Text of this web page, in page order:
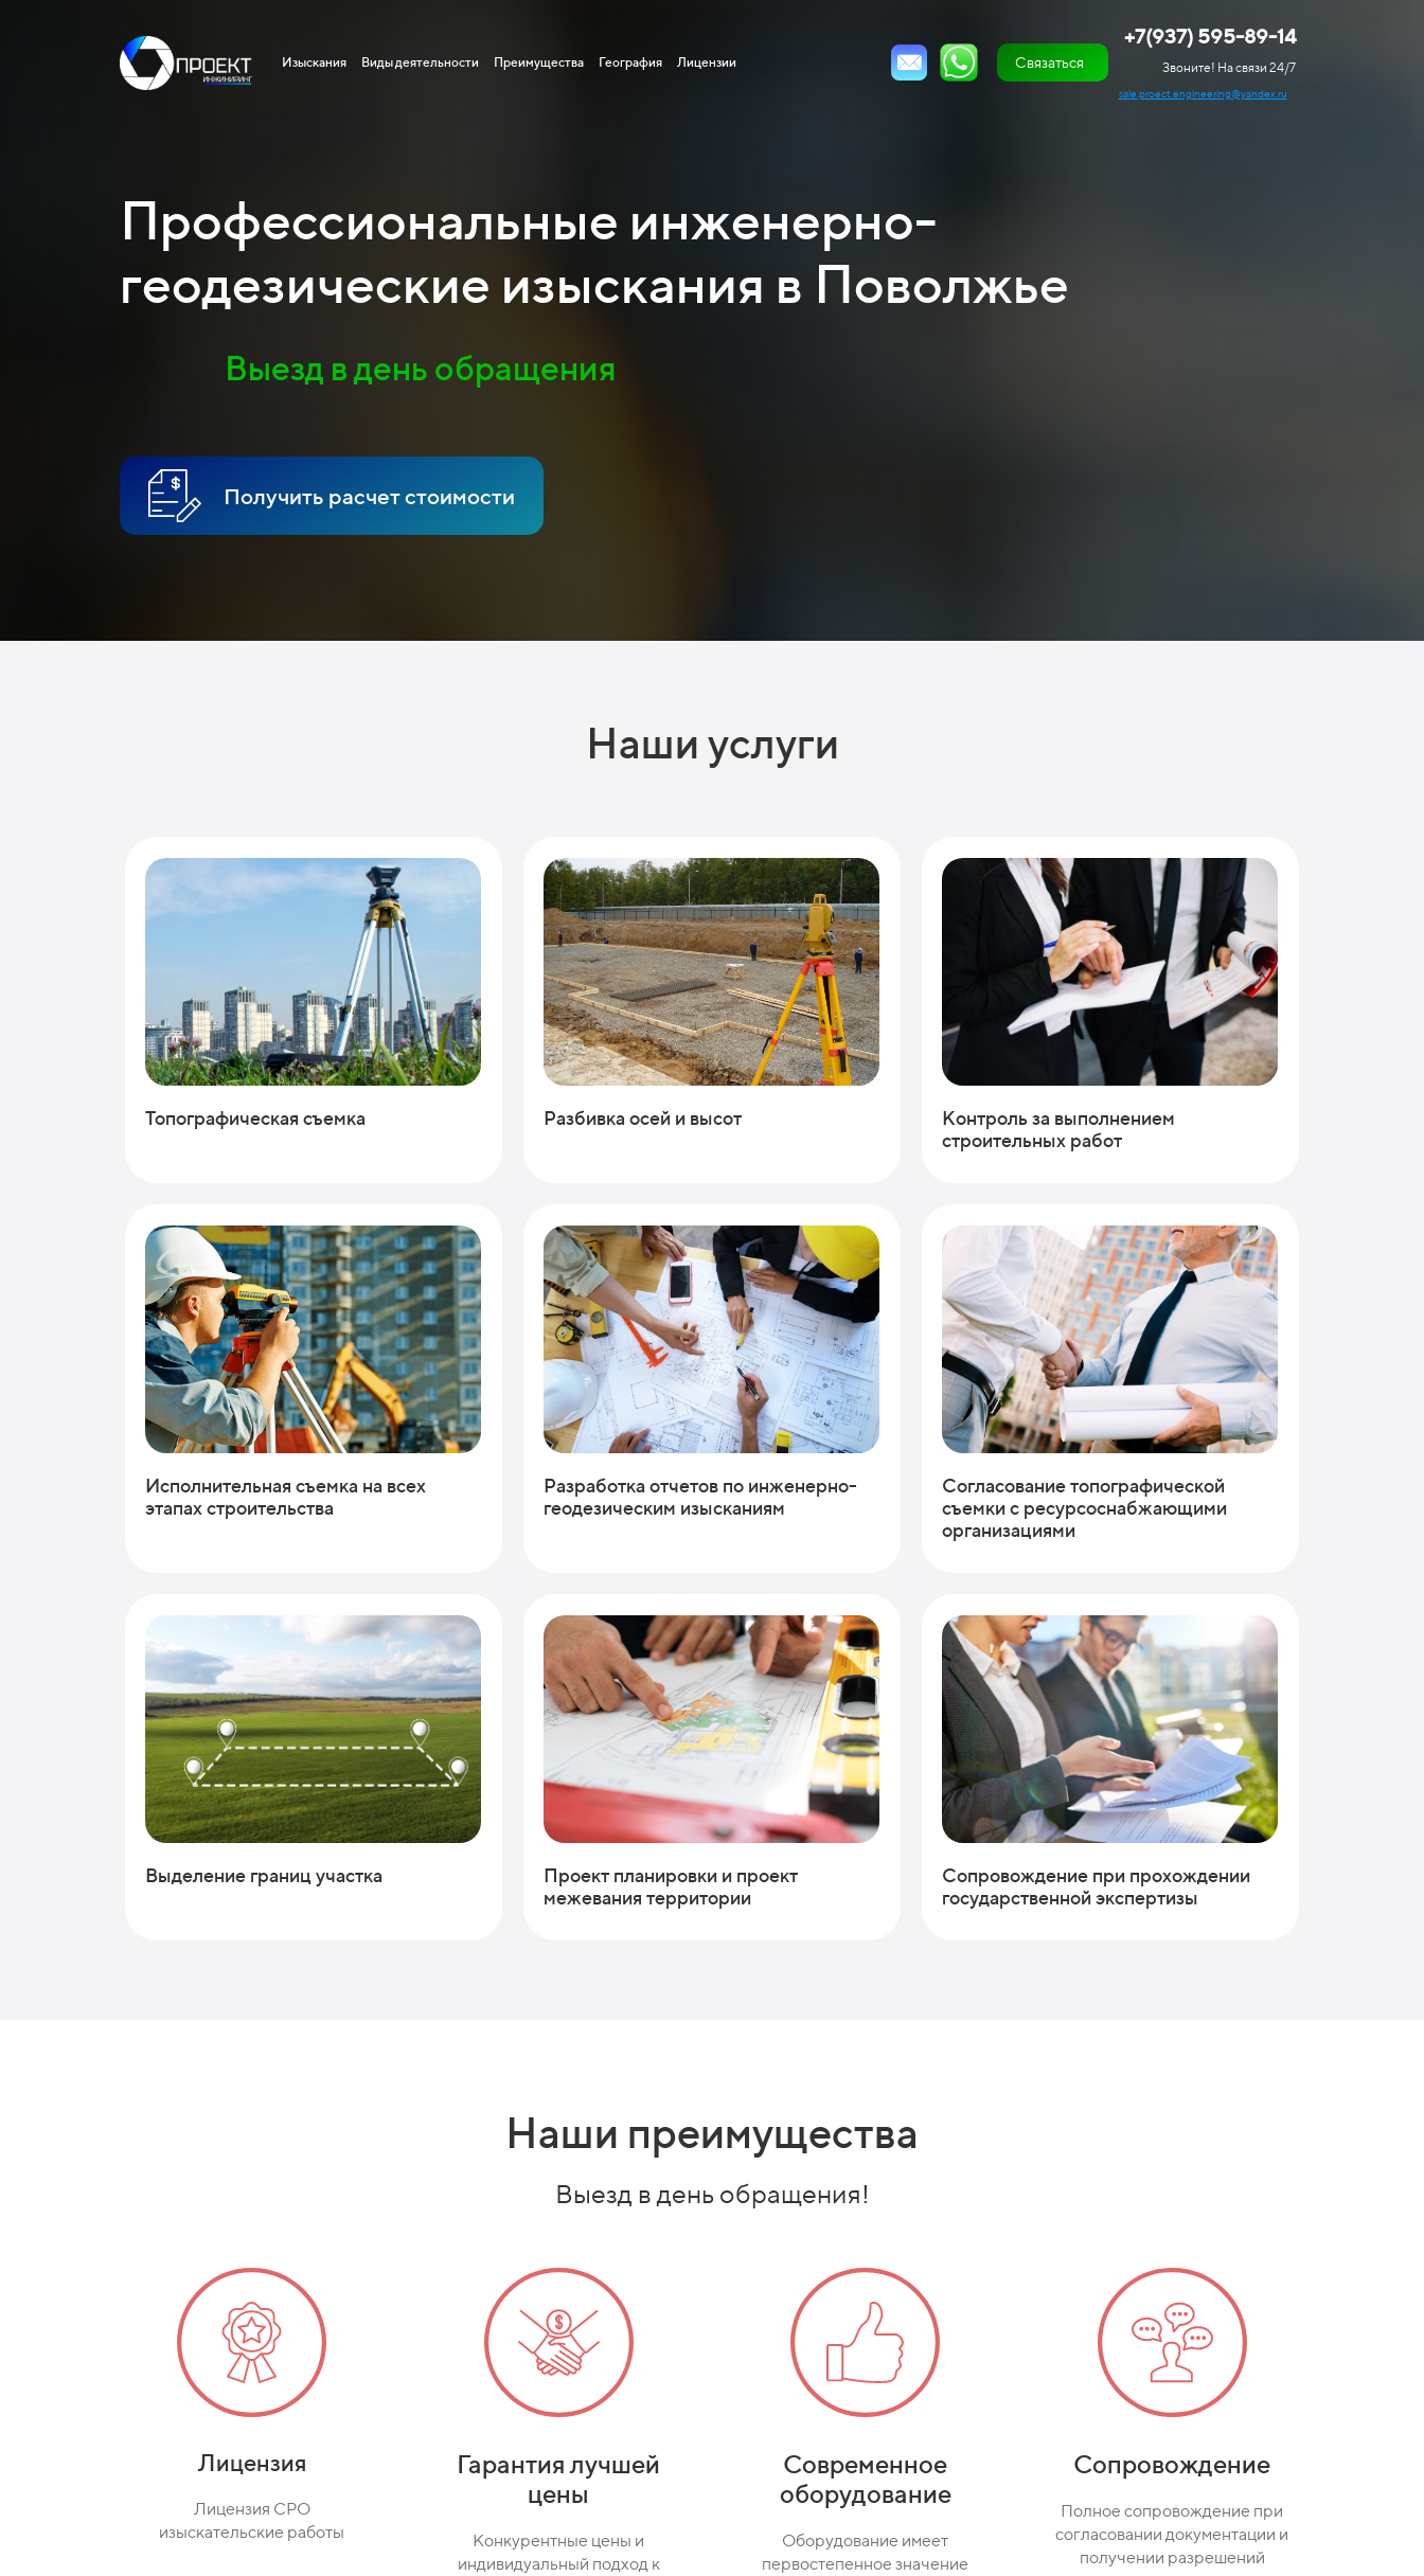
Изыскания Виды деятельности Преимущества География Лицензии Связаться
+7(937) 595-89-14
Звоните! На связи 24/7
sale.proect.engineering@yandex.ru
Профессиональные инженерно-
геодезические изыскания в Поволжье
Выезд в день обращения
Получить расчет стоимости
Наши услуги
Топографическая съемка Разбивка осей и высот
Контроль за выполнением
строительных работ
Исполнительная съемка на всех
этапах строительства
Разработка отчетов по инженерно-
геодезическим изысканиям
Согласование топографической
съемки с ресурсоснабжающими
организациями
Выделение границ участка
Проект планировки и проект
межевания территории
Сопровождение при прохождении
государственной экспертизы
Наши преимущества
Выезд в день обращения!
Лицензия
Лицензия СPO
изыскaтeльcкиe работы
Гарантия лучшей
цены
Конкурентные цены и
индивидуальный подход к
Современное
оборудование
Оборудование имеет
первостепенное значение
Сопровождение
Полное сопровождение при
согласовании документации и
получении разрешений